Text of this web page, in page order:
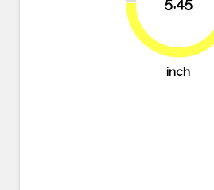
75.7%
inch